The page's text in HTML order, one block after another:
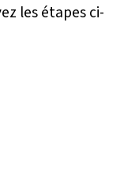
les étapes ci-